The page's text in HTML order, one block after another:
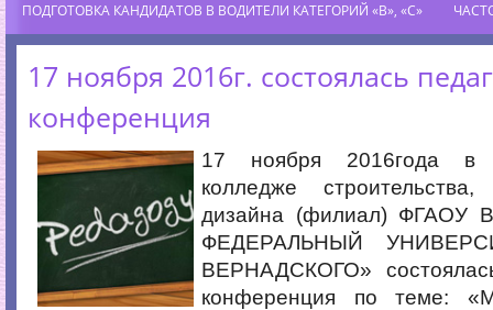
ПОДГОТОВКА КАНДИДАТОВ В ВОДИТЕЛИ КАТЕГОРИЙ «В», «С»
17 ноября 2016г. состоялась
конференция
17 ноября 2016года в
колледже
дизайна (филиал)
ФЕДЕРАЛЬНЫЙ
ВЕРНАДСКОГО» состоялась
конференция по теме: